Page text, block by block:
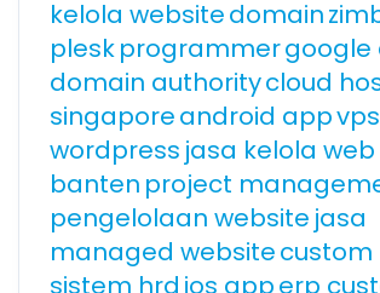
kelola websitedomain
pleskprogrammergoogle
domain authoritycloud
singaporeandroid appvps
wordpress jasa kelola web
banten project
pengelolaan website jasa
managed websitecustom
sistem hrd ios apperp